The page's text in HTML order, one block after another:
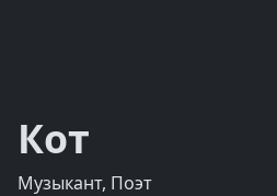
Кот
Музыкант, Поэт